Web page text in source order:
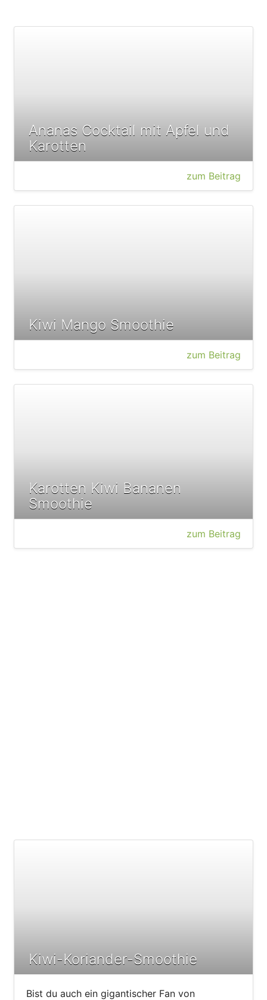
Ananas Cocktail mit Apfel und
Karotten
zum Beitrag
Kiwi Mango Smoothie
zum Beitrag
Karotten Kiwi Bananen
Smoothie
zum Beitrag
Kiwi-Koriander-Smoothie
Bist du auch ein gigantischer Fan von